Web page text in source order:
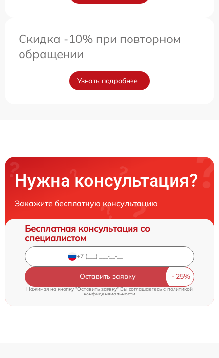
Скидка -10% при повторном
обращении
Узнать подробнее
Нужна консультация?
Закажите бесплатную консультацию
Бесплатная консультация со
специалистом
Оставить заявку
Нажимая на кнопку "Оставить заявку" Вы соглашаетесь cполитикой
конфиденциальности